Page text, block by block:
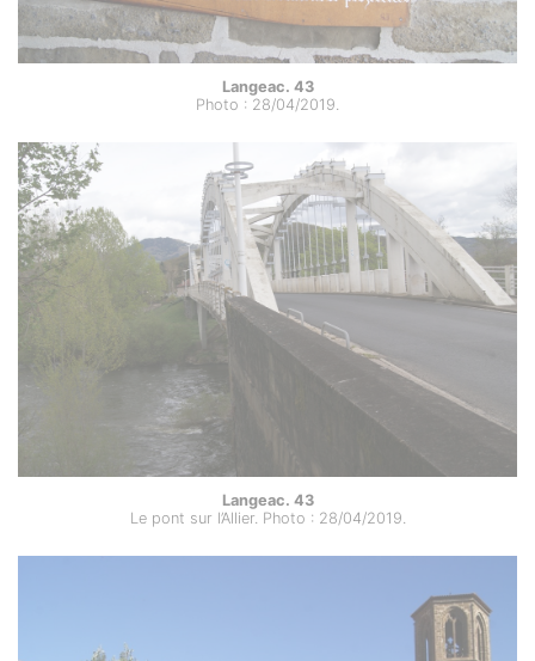
Langeac. 43
Photo : 28/04/2019.
Langeac. 43
Le pont sur l’Allier. Photo : 28/04/2019.